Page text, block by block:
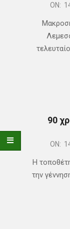
ON:
90
ON:
Η
την